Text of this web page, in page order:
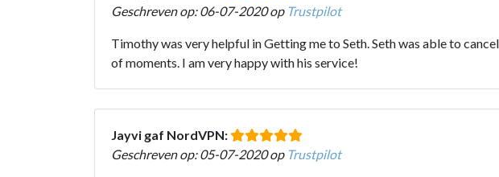
Geschreven op: 06-07-2020 op Trustpilot
Timothy was very helpful in Getting me to Seth. Seth was able to
of moments. I am very happy with his service!
Jayvi gaf NordVPN:
Geschreven op: 05-07-2020 op Trustpilot